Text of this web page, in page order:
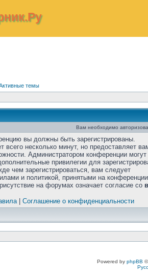
темы
Вам необходимо
вы должны быть зарегистрированы.
всего несколько минут, но предоставляет
Администратором конференции
привилегии для
чем зарегистрироваться, вам следует
и политикой, принятыми на
на форумах означает согласие со
| Соглашение о конфиденциальности
Powered by phpBB